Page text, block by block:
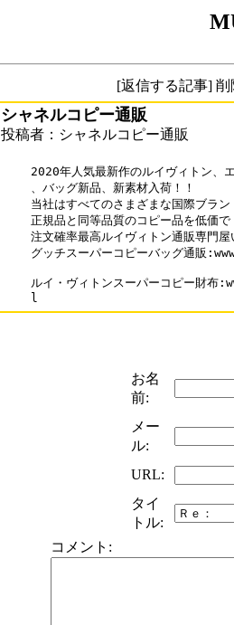
[返信する記事]
シャネルコピー通販
投稿者：シャネルコピー通販
2020年人気最新作のルイヴィトン、
、バッグ新品、新素材入荷！！
当社はすべてのさまざまな国際ブラ
正規品と同等品質のコピー品を低価
注文確率最高ルイヴィトン通販専門
グッチスーパーコピーバッグ通販
ルイ・ヴィトンスーパーコピー財
お名
前:
メー
ル:
URL:
タイ
トル:
コメント: